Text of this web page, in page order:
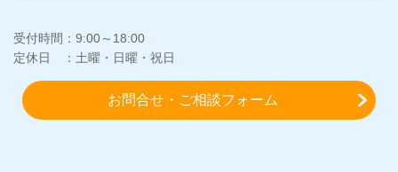
受付時間：9:00～18:00
定休日 ：土曜・日曜・祝日
お問合せ・ご相談フォーム